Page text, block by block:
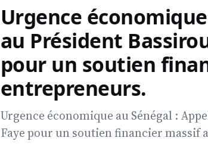
Urgence
au Président
pour un soutien
entrepreneurs.
Urgence économique au Sénégal :
Faye pour un soutien financier massif